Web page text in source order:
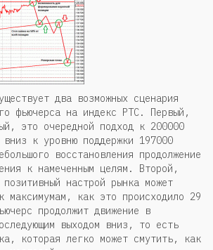
два возможных сценария
фьючерса на индекс РТС. Первый,
это очередной подход к 200000
к уровню поддержки 197000
восстановления продолжение
к намеченным целям. Второй,
настрой рынка может
максимумам, как это происходило 29
продолжит движение в
выходом вниз, то есть
которая легко может смутить, как